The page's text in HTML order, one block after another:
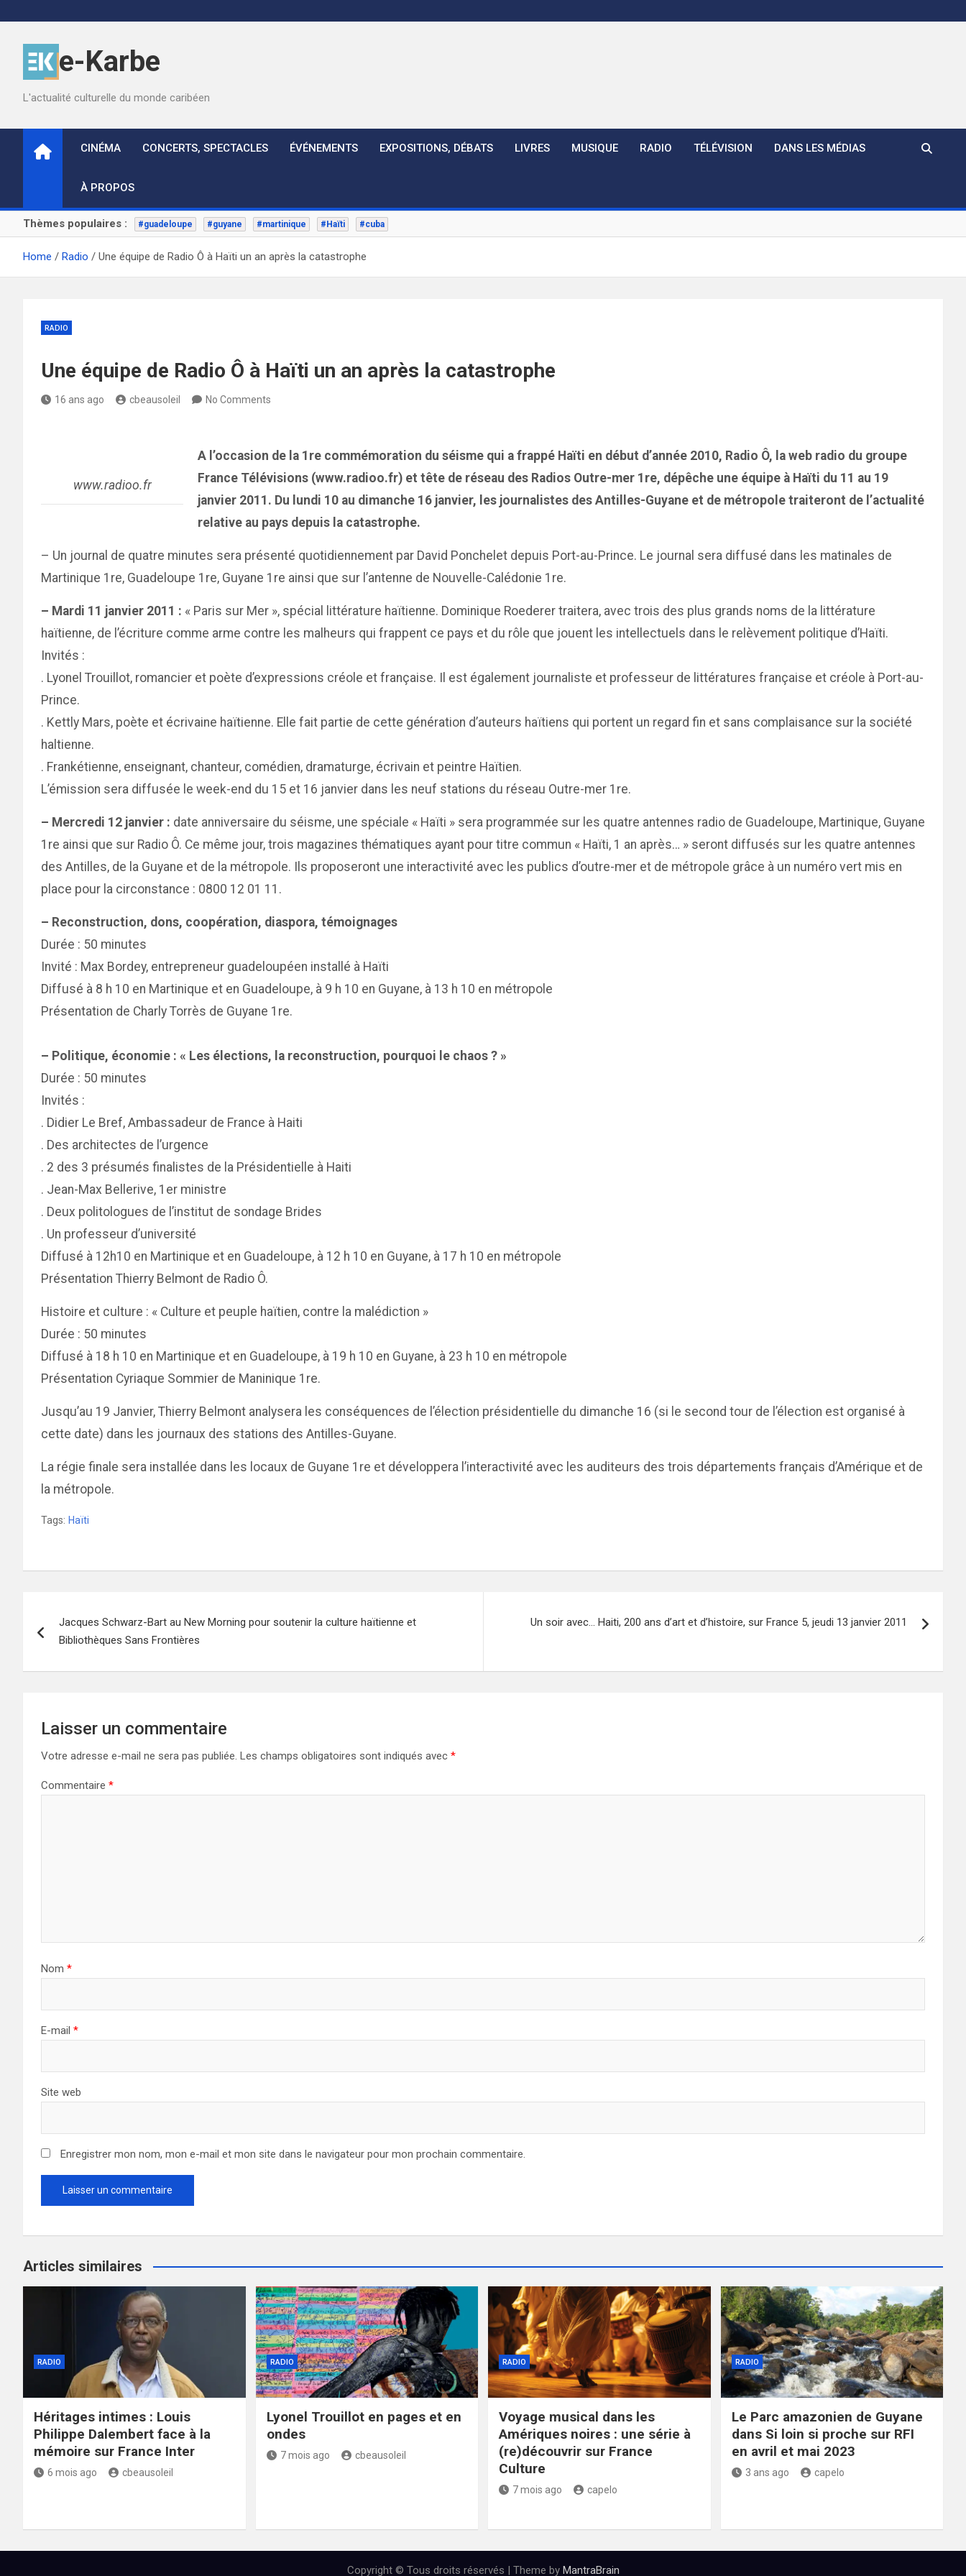
to
content
e-Karbe
L'actualité culturelle du monde caribéen
CINÉMA CONCERTS, SPECTACLES ÉVÉNEMENTS EXPOSITIONS, DÉBATS LIVRES MUSIQUE RADIO TÉLÉVISION DANS LES MÉDIAS
À PROPOS
Thèmes populaires : #guadeloupe #guyane #martinique #Haïti #cuba
Home Radio Une équipe de Radio Ô à Haïti un an après la catastrophe
RADIO
Une équipe de Radio Ô à Haïti un an après la catastrophe
16 ans ago cbeausoleil No Comments
www.radioo.fr
A l’occasion de la 1re commémoration du séisme qui a frappé Haïti en début d’année 2010, Radio Ô, la web radio du groupe
France Télévisions (www.radioo.fr) et tête de réseau des Radios Outre-mer 1re, dépêche une équipe à Haïti du 11 au 19
janvier 2011. Du lundi 10 au dimanche 16 janvier, les journalistes des Antilles-Guyane et de métropole traiteront de l’actualité
relative au pays depuis la catastrophe.
– Un journal de quatre minutes sera présenté quotidiennement par David Ponchelet depuis Port-au-Prince. Le journal sera diffusé dans les matinales de
Martinique 1re, Guadeloupe 1re, Guyane 1re ainsi que sur l’antenne de Nouvelle-Calédonie 1re.
– Mardi 11 janvier 2011 : « Paris sur Mer », spécial littérature haïtienne. Dominique Roederer traitera, avec trois des plus grands noms de la littérature
haïtienne, de l’écriture comme arme contre les malheurs qui frappent ce pays et du rôle que jouent les intellectuels dans le relèvement politique d’Haïti.
Invités :
. Lyonel Trouillot, romancier et poète d’expressions créole et française. Il est également journaliste et professeur de littératures française et créole à Port-au-
Prince.
. Kettly Mars, poète et écrivaine haïtienne. Elle fait partie de cette génération d’auteurs haïtiens qui portent un regard fin et sans complaisance sur la société
haltienne.
. Frankétienne, enseignant, chanteur, comédien, dramaturge, écrivain et peintre Haïtien.
L’émission sera diffusée le week-end du 15 et 16 janvier dans les neuf stations du réseau Outre-mer 1re.
– Mercredi 12 janvier : date anniversaire du séisme, une spéciale « Haïti » sera programmée sur les quatre antennes radio de Guadeloupe, Martinique, Guyane
1re ainsi que sur Radio Ô. Ce même jour, trois magazines thématiques ayant pour titre commun « Haïti, 1 an après… » seront diffusés sur les quatre antennes
des Antilles, de la Guyane et de la métropole. Ils proposeront une interactivité avec les publics d’outre-mer et de métropole grâce à un numéro vert mis en
place pour la circonstance : 0800 12 01 11.
– Reconstruction, dons, coopération, diaspora, témoignages
Durée : 50 minutes
Invité : Max Bordey, entrepreneur guadeloupéen installé à Haïti
Diffusé à 8 h 10 en Martinique et en Guadeloupe, à 9 h 10 en Guyane, à 13 h 10 en métropole
Présentation de Charly Torrès de Guyane 1re.
– Politique, économie : « Les élections, la reconstruction, pourquoi le chaos ? »
Durée : 50 minutes
Invités :
. Didier Le Bref, Ambassadeur de France à Haiti
. Des architectes de l’urgence
. 2 des 3 présumés finalistes de la Présidentielle à Haiti
. Jean-Max Bellerive, 1er ministre
. Deux politologues de l’institut de sondage Brides
. Un professeur d’université
Diffusé à 12h10 en Martinique et en Guadeloupe, à 12 h 10 en Guyane, à 17 h 10 en métropole
Présentation Thierry Belmont de Radio Ô.
Histoire et culture : « Culture et peuple haïtien, contre la malédiction »
Durée : 50 minutes
Diffusé à 18 h 10 en Martinique et en Guadeloupe, à 19 h 10 en Guyane, à 23 h 10 en métropole
Présentation Cyriaque Sommier de Maninique 1re.
Jusqu’au 19 Janvier, Thierry Belmont analysera les conséquences de l’élection présidentielle du dimanche 16 (si le second tour de l’élection est organisé à
cette date) dans les journaux des stations des Antilles-Guyane.
La régie finale sera installée dans les locaux de Guyane 1re et développera l’interactivité avec les auditeurs des trois départements français d’Amérique et de
la métropole.
Tags: Haïti
de
l’article
Jacques Schwarz-Bart au New Morning pour soutenir la culture haïtienne et
Bibliothèques Sans Frontières
Un soir avec… Haiti, 200 ans d’art et d’histoire, sur France 5, jeudi 13 janvier 2011
Laisser un commentaire
Votre adresse e-mail ne sera pas publiée. Les champs obligatoires sont indiqués avec *
Commentaire *
Nom *
E-mail *
Site web
Enregistrer mon nom, mon e-mail et mon site dans le navigateur pour mon prochain commentaire.
Articles similaires
RADIO
Héritages intimes : Louis
Philippe Dalembert face à la
mémoire sur France Inter
6 mois ago cbeausoleil
RADIO
Lyonel Trouillot en pages et en
ondes
7 mois ago cbeausoleil
RADIO
Voyage musical dans les
Amériques noires : une série à
(re)découvrir sur France
Culture
7 mois ago capelo
RADIO
Le Parc amazonien de Guyane
dans Si loin si proche sur RFI
en avril et mai 2023
3 ans ago capelo
Copyright © Tous droits réservés | Theme by MantraBrain